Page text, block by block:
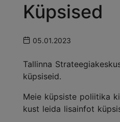
Küpsised
05.01.2023
Tallinna
küpsiseid.
Meie küpsiste poliitika
kust leida lisainfot